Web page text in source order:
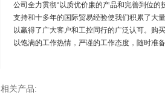
公司全力贯彻“以质优价廉的产品和完善到位
支持和十多年的国际贸易经验使我们积累了大
以赢得了广大客户和工控同行的广泛认可。购买
以饱满的工作热情，严谨的工作态度，随时准
相关产品: